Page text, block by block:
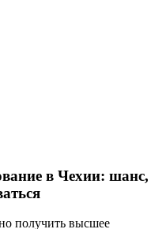
в Чехии: шанс,
получить высшее